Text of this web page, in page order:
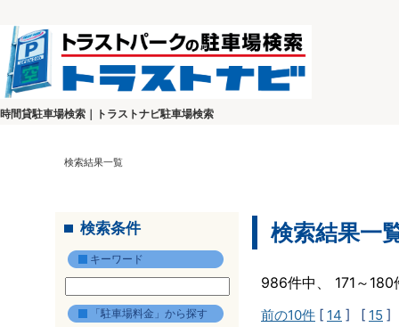
時間貸駐車場検索｜トラストナビ駐車場検索
検索結果一覧
検索条件
キーワード
「駐車場料金」から探す
検索結果一
986件中、 171～
前の10件 [ 14 ] [ 15 ]